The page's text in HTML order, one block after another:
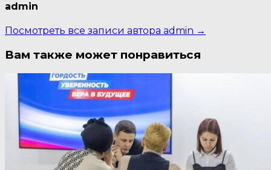
admin
Посмотреть все записи автора admin →
Вам также может понравиться